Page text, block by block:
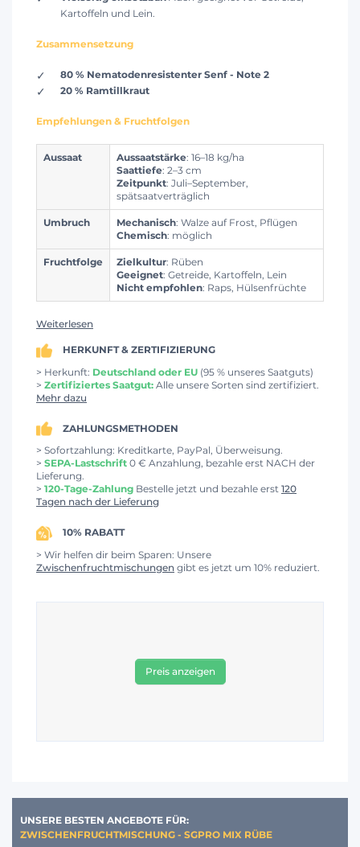
Kartoffeln und Lein.
Zusammensetzung
80 % Nematodenresistenter Senf - Note 2
20 % Ramtillkraut
Empfehlungen & Fruchtfolgen
Aussaat Aussaatstärke: 16–18 kg/ha
Saattiefe: 2–3 cm
Zeitpunkt: Juli–September,
spätsaatverträglich
Umbruch Mechanisch: Walze auf Frost, Pflügen
Chemisch: möglich
Fruchtfolge Zielkultur: Rüben
Geeignet: Getreide, Kartoffeln, Lein
Nicht empfohlen: Raps, Hülsenfrüchte
Weiterlesen
HERKUNFT & ZERTIFIZIERUNG
> Herkunft: Deutschland oder EU (95 % unseres Saatguts)
> Zertifiziertes Saatgut: Alle unsere Sorten sind zertifiziert.
Mehr dazu
ZAHLUNGSMETHODEN
> Sofortzahlung: Kreditkarte, PayPal, Überweisung.
> SEPA-Lastschrift 0 € Anzahlung, bezahle erst NACH der
Lieferung.
> 120-Tage-Zahlung Bestelle jetzt und bezahle erst 120
Tagen nach der Lieferung
10% RABATT
> Wir helfen dir beim Sparen: Unsere
Zwischenfruchtmischungen gibt es jetzt um 10% reduziert.
Preis anzeigen
UNSERE BESTEN ANGEBOTE FÜR:
ZWISCHENFRUCHTMISCHUNG - SGPRO MIX RÜBE